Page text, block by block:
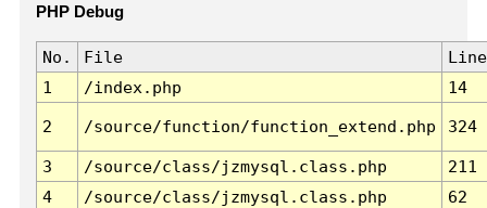
PHP Debug
No. File
Line
1
/index.php 14
2 /source/function/function_extend.php 324
3 /source/class/jzmysql.class.php
211
4
/source/class/jzmysql.class.php
62